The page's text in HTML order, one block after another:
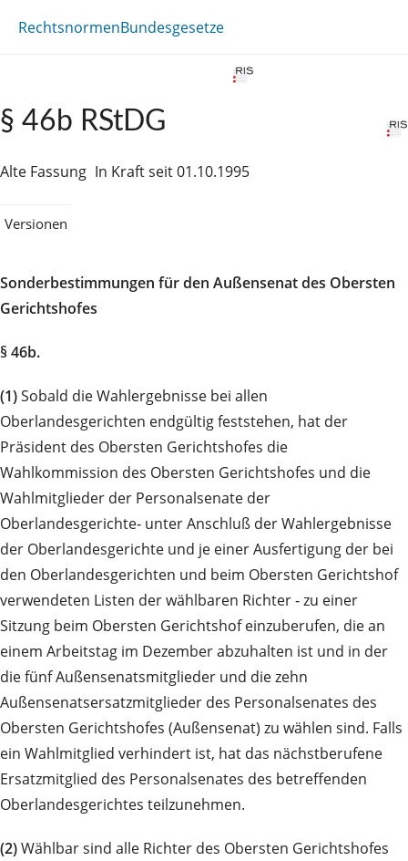
RechtsnormenBundesgesetze
§ 46b RStDG
Alte Fassung In Kraft seit 01.10.1995
Versionen
Sonderbestimmungen für den Außensenat des Obersten
Gerichtshofes
§ 46b.
(1)Sobald die Wahlergebnisse bei allen
Oberlandesgerichten endgültig feststehen, hat der
Präsident des Obersten Gerichtshofes die
Wahlkommission des Obersten Gerichtshofes und die
Wahlmitglieder der Personalsenate der
Oberlandesgerichte‑ unter Anschluß der Wahlergebnisse
der Oberlandesgerichte und je einer Ausfertigung der bei
den Oberlandesgerichten und beim Obersten Gerichtshof
verwendeten Listen der wählbaren Richter ‑ zu einer
Sitzung beim Obersten Gerichtshof einzuberufen, die an
einem Arbeitstag im Dezember abzuhalten ist und in der
die fünf Außensenatsmitglieder und die zehn
Außensenatsersatzmitglieder des Personalsenates des
Obersten Gerichtshofes (Außensenat) zu wählen sind. Falls
ein Wahlmitglied verhindert ist, hat das nächstberufene
Ersatzmitglied des Personalsenates des betreffenden
Oberlandesgerichtes teilzunehmen.
(2)Wählbar sind alle Richter des Obersten Gerichtshofes